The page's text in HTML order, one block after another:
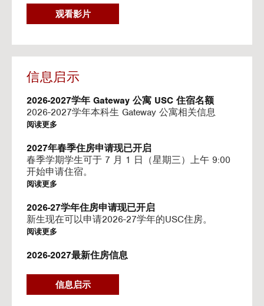
G
O
O
U
S
I
N
V
I
D
E
O
观看影片
信息启示
2026-2027学年 Gateway 公寓 USC 住宿名额
2026-2027学年本科生 Gateway 公寓相关信息
阅读更多
2027年春季住房申请现已开启
春季学期学生可于 7 月 1 日（星期三）上午 9:00
开始申请住宿。
阅读更多
2026-27学年住房申请现已开启
新生现在可以申请2026-27学年的USC住房。
阅读更多
2026-2027最新住房信息
信息启示